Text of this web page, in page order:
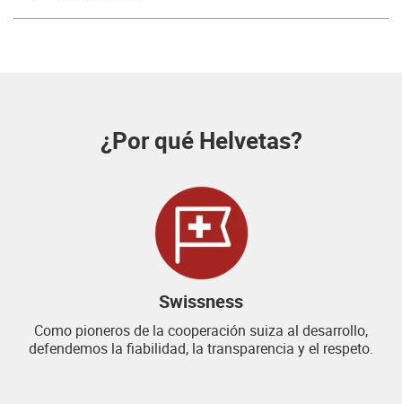
¿Por qué Helvetas?
Swissness
Como pioneros de la cooperación suiza al desarrollo,
defendemos la fiabilidad, la transparencia y el respeto.